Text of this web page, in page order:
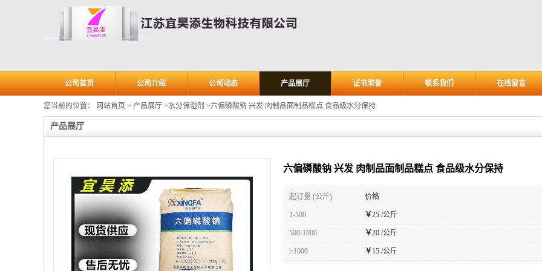
公司首页 公司介绍 公司动态 产品展厅 证书荣誉 联系我们 在线留言
您当前的位置： 网站首页 > 产品展厅 >水分保湿剂 >六偏磷酸钠 兴发 肉制品面制品糕点 食品级水分保持
产品展厅
六偏磷酸钠 兴发 肉制品面制品糕点 食品级水分保持
起订量 (公斤) 价格
1-500 ￥25 /公斤
500-1000 ￥20 /公斤
≥1000 ￥ 15 /公斤